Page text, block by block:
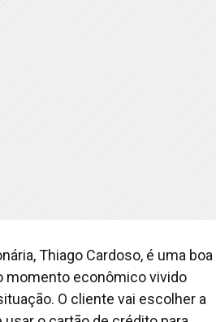
Thiago Cardoso, é uma boa
momento econômico vivido
O cliente vai escolher a